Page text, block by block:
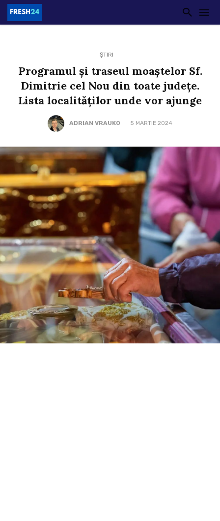
ȘTIRI
Programul și traseul moaștelor Sf.
Dimitrie cel Nou din toate județe.
Lista localităților unde vor ajunge
ADRIAN VRAUKO 5 MARTIE 2024